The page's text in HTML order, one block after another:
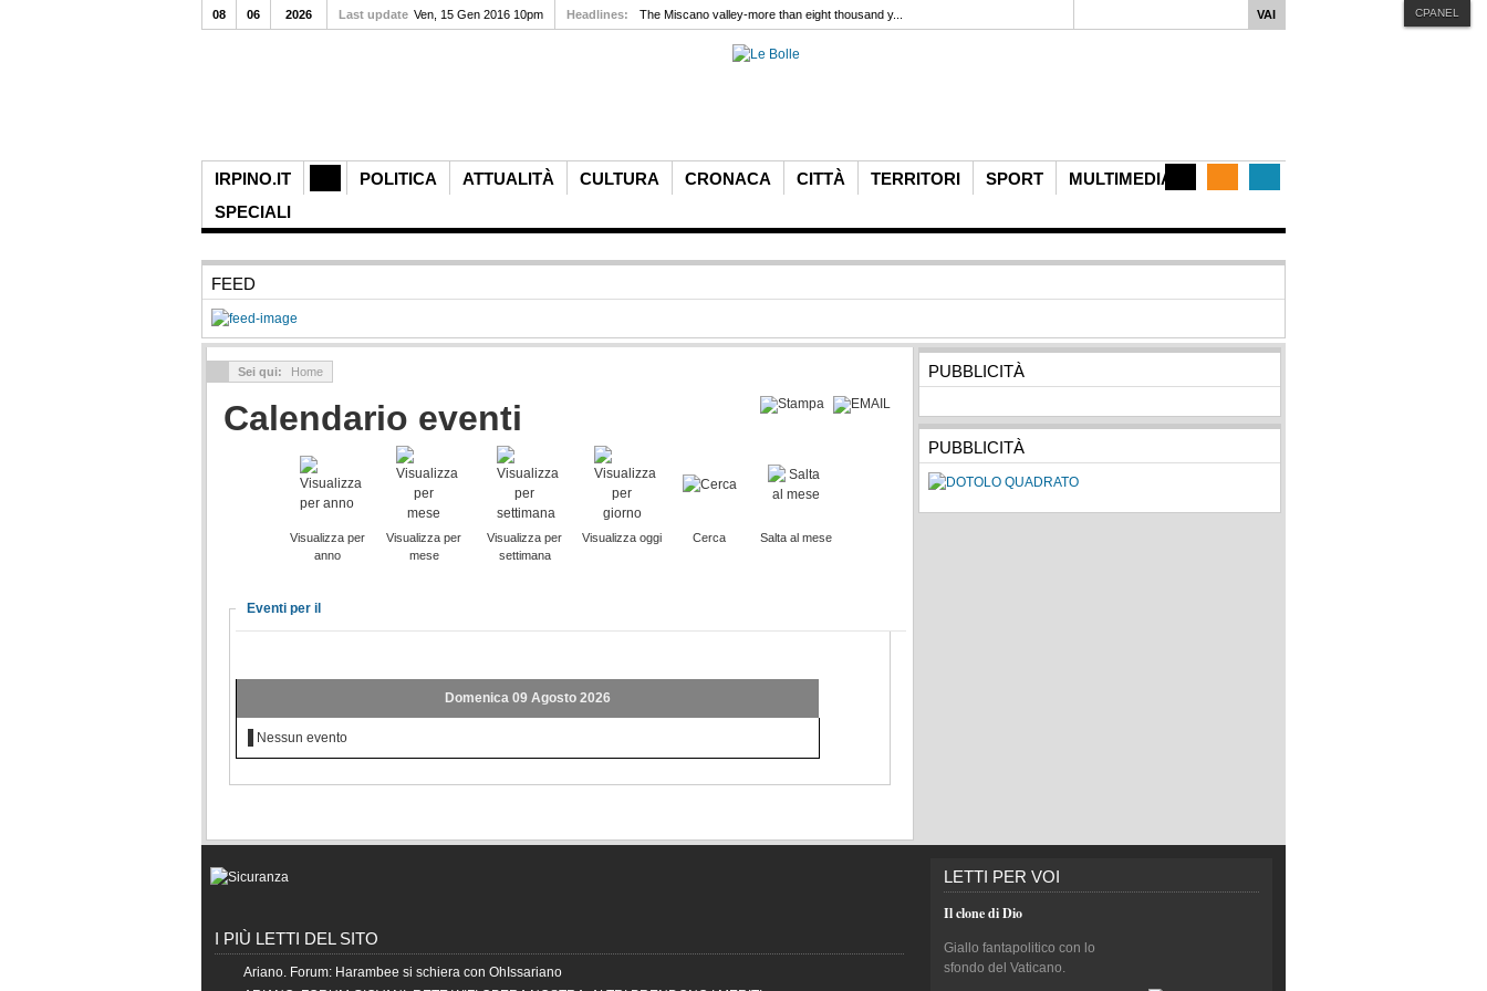
IRPINO.IT POLITICA ATTUALITÀ CULTURA CRONACA CITTÀ TERRITORI SPORT
MULTIMEDIA
SPECIALI
08 06 2026 Last update Ven, 15 Gen 2016 10pm Headlines: The Miscano valley-more than eight thousand y... CPANEL
FEED
Sei qui: Home
Calendario eventi
Visualizza per
anno
Visualizza per
mese
Visualizza per
settimana
Visualizza oggi Cerca Salta al mese
Eventi per il
Domenica 09 Agosto 2026
Nessun evento
PUBBLICITÀ
PUBBLICITÀ
I PIÙ LETTI DEL SITO
Ariano. Forum: Harambee si schiera con OhIssariano
LETTI PER VOI
Il clone di Dio
Giallo fantapolitico con lo
sfondo del Vaticano.